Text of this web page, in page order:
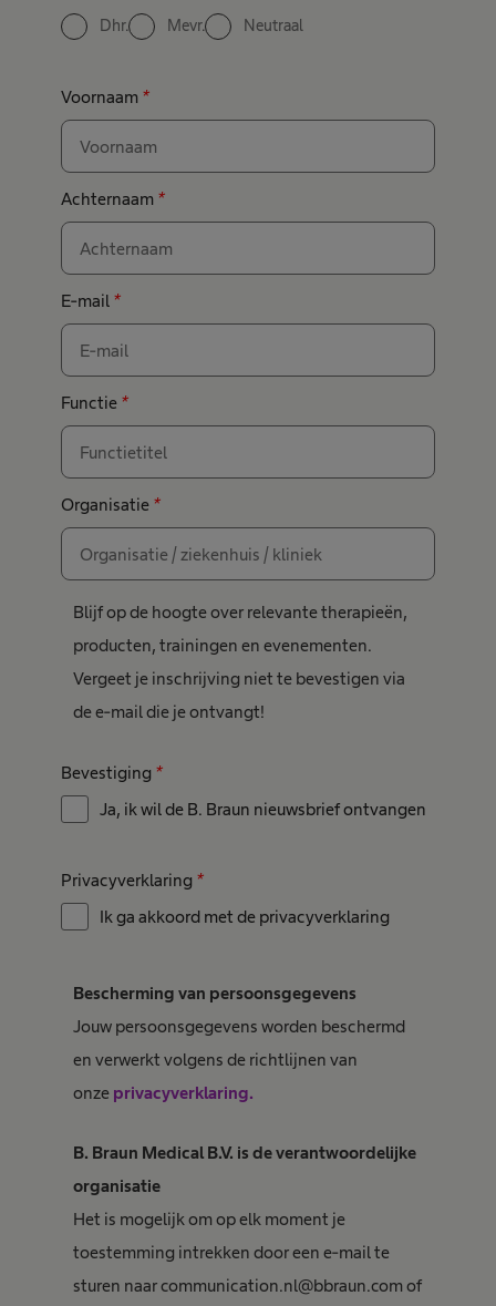
Dhr.
Mevr. Neutraal
Voornaam *
Achternaam *
E-mail *
Functie *
Organisatie *
Blijf op de hoogte over relevante therapieën,
producten, trainingen en evenementen.
Vergeet je inschrijving niet te bevestigen via
de e-mail die je ontvangt!
Bevestiging *
Ja, ik wil de B. Braun nieuwsbrief ontvangen
Privacyverklaring *
Ik ga akkoord met de privacyverklaring
Bescherming van persoonsgegevens
Jouw persoonsgegevens worden beschermd
en verwerkt volgens de richtlijnen van
onze privacyverklaring.
B. Braun Medical B.V. is de verantwoordelijke
organisatie
Het is mogelijk om op elk moment je
toestemming intrekken door een e-mail te
sturen naar communication.nl@bbraun.com of